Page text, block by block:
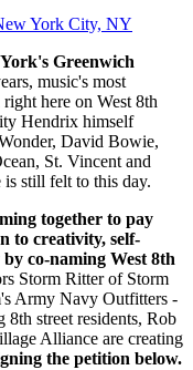
York City, NY
Greenwich
music's most
here on West 8th
Hendrix himself
David Bowie,
St. Vincent and
still felt to this day.
together to pay
to creativity, self-
co-naming West 8th
Storm Ritter of Storm
Army Navy Outfitters -
street residents, Rob
Alliance are creating
the petition below.